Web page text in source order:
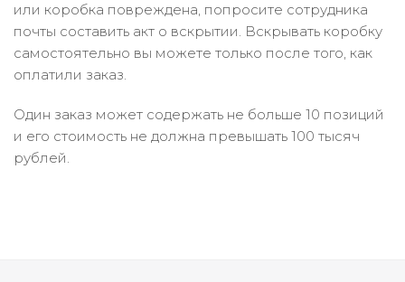
или коробка повреждена, попросите сотрудника
почты составить акт о вскрытии. Вскрывать коробку
самостоятельно вы можете только после того, как
оплатили заказ.
Один заказ может содержать не больше 10 позиций
и его стоимость не должна превышать 100 тысяч
рублей.